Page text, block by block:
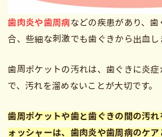
歯肉炎や歯周病などの疾患があり、
合、些細な刺激でも歯ぐきから出血し
歯周ポケットの汚れは、歯ぐきに炎
で、汚れを溜めないことが大切です。
歯周ポケットや歯と歯ぐきの間の汚
ォッシャーは、歯肉炎や歯周病のケア